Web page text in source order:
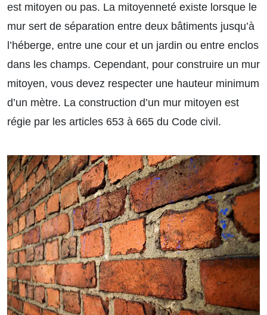
est mitoyen ou pas. La mitoyenneté existe lorsque le
mur sert de séparation entre deux bâtiments jusqu’à
l’héberge, entre une cour et un jardin ou entre enclos
dans les champs. Cependant, pour construire un mur
mitoyen, vous devez respecter une hauteur minimum
d’un mètre. La construction d’un mur mitoyen est
régie par les articles 653 à 665 du Code civil.